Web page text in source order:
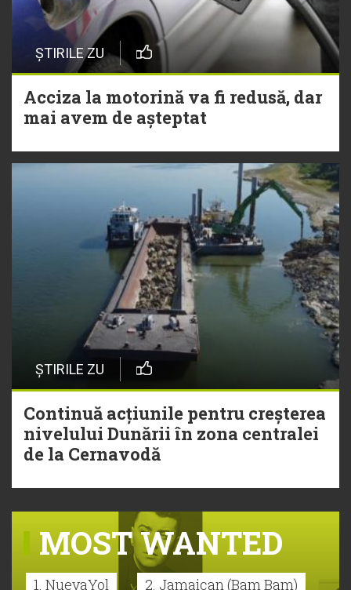
ȘTIRILE ZU
Acciza la motorină va fi redusă, dar
mai avem de așteptat
ȘTIRILE ZU
Continuă acțiunile pentru creșterea
nivelului Dunării în zona centralei
de la Cernavodă
MOST WANTED
1. NuevaYol 2. Jamaican (Bam Bam)